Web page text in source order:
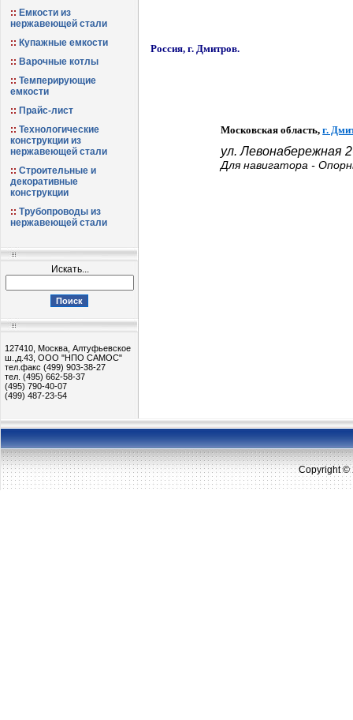
Емкости из
нержавеющей стали
Купажные емкости
Варочные котлы
Темперирующие
емкости
Прайс-лист
Технологические
конструкции из
нержавеющей стали
Строительные и
декоративные
конструкции
Трубопроводы из
нержавеющей стали
Искать...
Поиск
127410, Москва, Алтуфьевское
ш.,д.43, ООО "НПО САМОС"
тел.факс (499) 903-38-27
тел. (495) 662-58-37
(495) 790-40-07
(499) 487-23-54
Россия, г. Дмитров.
Московская область,г.
ул. Левонабережная
Для навигатора -
Copyright